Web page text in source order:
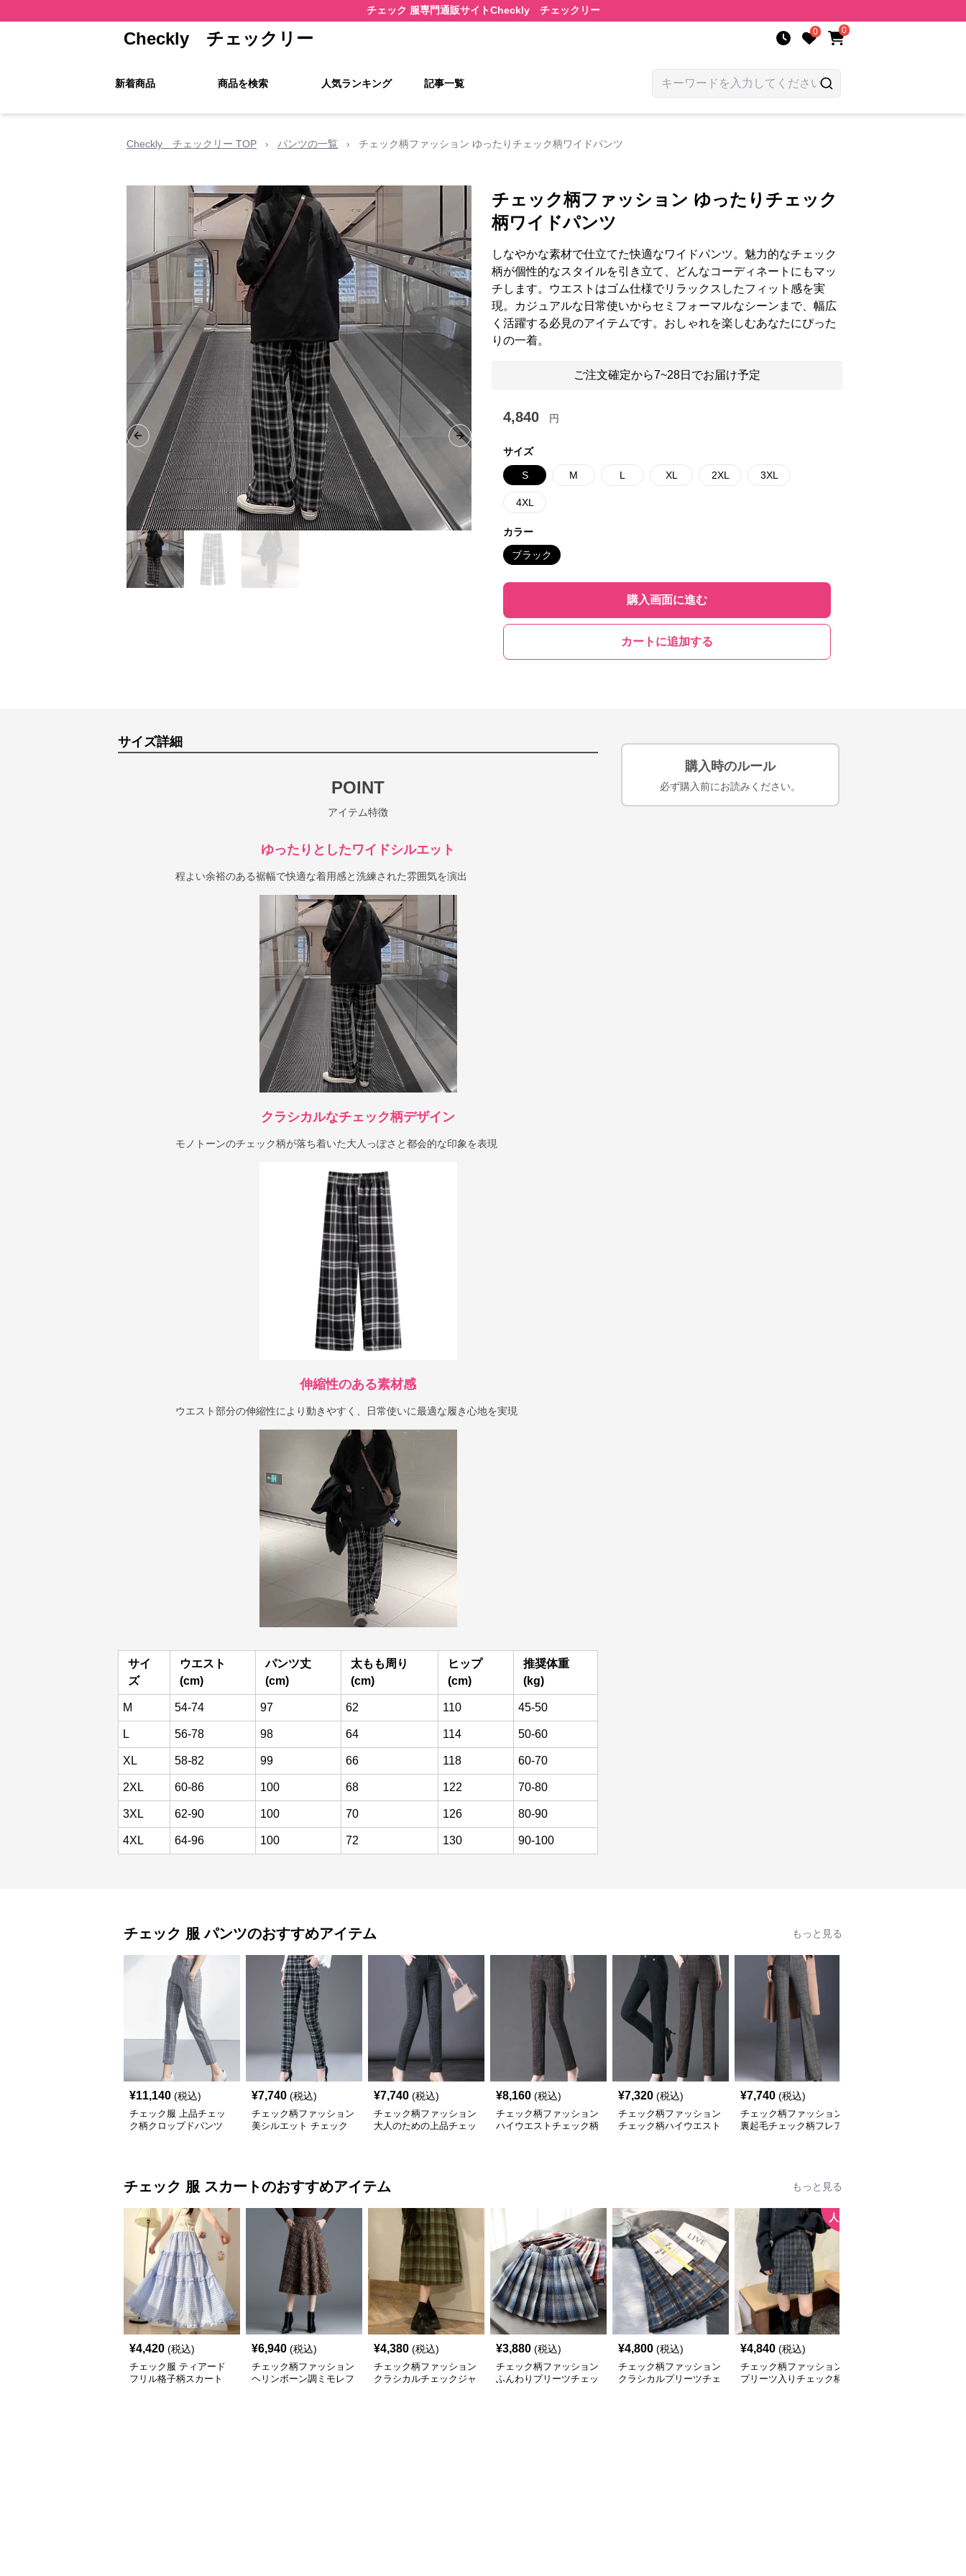
チェック 服専門通販サイトCheckly チェックリー
Checkly チェックリー 0 0
新着商品 商品を検索 人気ランキング 記事一覧
Checkly チェックリー TOP › パンツの一覧 › チェック柄ファッション ゆったりチェック柄ワイドパンツ
Previous slide Next slide
チェック柄ファッション ゆったりチェック
柄ワイドパンツ
しなやかな素材で仕立てた快適なワイドパンツ。魅力的なチェック
柄が個性的なスタイルを引き立て、どんなコーディネートにもマッ
チします。ウエストはゴム仕様でリラックスしたフィット感を実
現。カジュアルな日常使いからセミフォーマルなシーンまで、幅広
く活躍する必見のアイテムです。おしゃれを楽しむあなたにぴった
りの一着。
ご注文確定から7~28日でお届け予定
4,840 円
サイズ
S M L XL 2XL 3XL
4XL
カラー
ブラック
購入画面に進む
カートに追加する
サイズ詳細
POINT
アイテム特徴
ゆったりとしたワイドシルエット
程よい余裕のある裾幅で快適な着用感と洗練された雰囲気を演出
クラシカルなチェック柄デザイン
モノトーンのチェック柄が落ち着いた大人っぽさと都会的な印象を表現
伸縮性のある素材感
ウエスト部分の伸縮性により動きやすく、日常使いに最適な履き心地を実現
サイ
ズ
ウエスト
(cm)
パンツ丈
(cm)
太もも周り
(cm)
ヒップ
(cm)
推奨体重
(kg)
M 54-74 97 62 110 45-50
L 56-78 98 64 114 50-60
XL 58-82 99 66 118 60-70
2XL 60-86 100 68 122 70-80
3XL 62-90 100 70 126 80-90
4XL 64-96 100 72 130 90-100
購入時のルール
必ず購入前にお読みください。
チェック 服 パンツのおすすめアイテム もっと見る
¥11,140 (税込)
チェック服 上品チェッ
ク柄クロップドパンツ
¥7,740 (税込)
チェック柄ファッション
美シルエット チェック
¥7,740 (税込)
チェック柄ファッション
大人のための上品チェッ
¥8,160 (税込)
チェック柄ファッション
ハイウエストチェック柄
¥7,320 (税込)
チェック柄ファッション
チェック柄ハイウエスト
¥7,740 (税込)
チェック柄ファッション
裏起毛チェック柄フレア
チェック 服 スカートのおすすめアイテム もっと見る
¥4,420 (税込)
チェック服 ティアード
フリル格子柄スカート
¥6,940 (税込)
チェック柄ファッション
ヘリンボーン調ミモレフ
¥4,380 (税込)
チェック柄ファッション
クラシカルチェックジャ
¥3,880 (税込)
チェック柄ファッション
ふんわりプリーツチェッ
¥4,800 (税込)
チェック柄ファッション
クラシカルプリーツチェ
人気
¥4,840 (税込)
チェック柄ファッション
プリーツ入りチェック柄